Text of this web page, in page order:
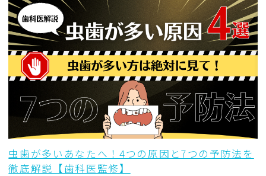
虫歯が多いあなたへ！4つの原因と7つの予防法を
徹底解説【歯科医監修】